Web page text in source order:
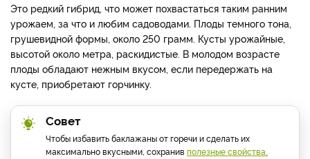
Это редкий гибрид, что может похвастаться таким ранним
урожаем, за что и любим садоводами. Плоды темного тона,
грушевидной формы, около 250 грамм. Кусты урожайные,
высотой около метра, раскидистые. В молодом возрасте
плоды обладают нежным вкусом, если передержать на
кусте, приобретают горчинку.
Совет
Чтобы избавить баклажаны от горечи и сделать их
максимально вкусными, сохранив полезные свойства,